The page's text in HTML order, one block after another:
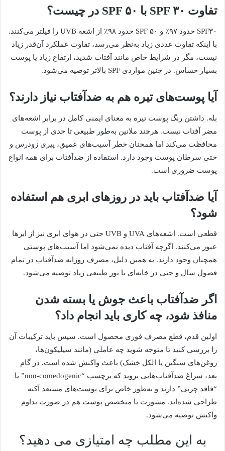
تفاوت SPF ۳۰ با SPF ۵۰ در چیست؟
SPF۳۰ حدود ۹۷٪ و SPF ۵۰ حدود ۹۸٪ از اشعه UVB را فیلتر می‌کنند.
با اینکه تفاوت عددی زیاد به‌نظر می‌رسد، تفاوت عملکرد آن‌قدر زیاد
نیست، مگر در شرایط خاص مانند آفتاب شدید، ارتفاع زیاد یا پوست
بسیار حساس. در چنین مواردی SPF بالاتر توصیه می‌شود.
آیا پوست‌های تیره هم به ضدآفتاب نیاز دارند؟
بله. داشتن رنگ پوست تیره به معنای ایمنی کامل در برابر اشعه‌های
مضر آفتاب نیست. هرچند ملانین به‌طور طبیعی تا حدی از پوست
محافظت می‌کند اما همچنان خطر آسیب‌های عمیق، پیری زودرس و
حتی سرطان پوست وجود دارد. استفاده از ضدآفتاب برای همه انواع
پوست ضروری است.
آیا ضدآفتاب باید در روزهای ابری هم استفاده
شود؟
قطعی است. اشعه‌های UVA و UVB حتی در هوای ابری نیز از ابرها
عبور می‌کنند. اگرچه آفتاب دیده نمی‌شود اما آسیب‌های پوستی
همچنان وجود دارند. به همین دلیل، مصرف روزانه ضدآفتاب در تمام
فصول سال و حتی در خانه‌ای با نور طبیعی زیاد توصیه می‌شود.
اگر ضدآفتاب باعث جوش یا بسته شدن
منافذ شود، چه کاری باید انجام داد؟
اولین قدم، قطع مصرف فوری محصول است. سپس باید ترکیبات آن
را بررسی کنید تا متوجه شوید چه عاملی (مانند سیلیکون‌ها،
روغن‌های سنگین یا الکل خشک) باعث واکنش شده است. در گام
بعد، سراغ ضدآفتاب‌هایی بروید که برچسب “non-comedogenic” یا
“فاقد چربی” دارند و به‌طور خاص برای پوست‌های مستعد آکنه
طراحی شده‌اند. مشورت با متخصص پوست هم در صورت تداوم
واکنش توصیه می‌شود.
به این مطلب چه امتیازی می دهید؟